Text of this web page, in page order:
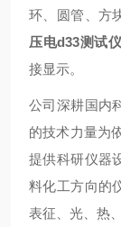
环、圆管、方
压电d33测试仪
接显示。
公司深耕国内
的技术力量为
提供科研仪器
料化工方向的
表征、光、热